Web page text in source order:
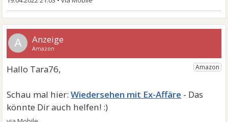
A
Wiedersehen mit Ex-Affäre